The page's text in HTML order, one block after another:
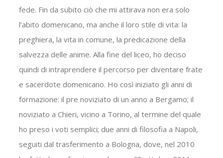
fede. Fin da subito ciò che mi attirava non era solo
l’abito domenicano, ma anche il loro stile di vita: la
preghiera, la vita in comune, la predicazione della
salvezza delle anime. Alla fine del liceo, ho deciso
quindi di intraprendere il percorso per diventare frate
e sacerdote domenicano. Ho così iniziato gli anni di
formazione: il pre noviziato di un anno a Bergamo; il
noviziato a Chieri, vicino a Torino, al termine del quale
ho preso i voti semplici; due anni di filosofia a Napoli,
seguiti dal trasferimento a Bologna, dove, nel 2010